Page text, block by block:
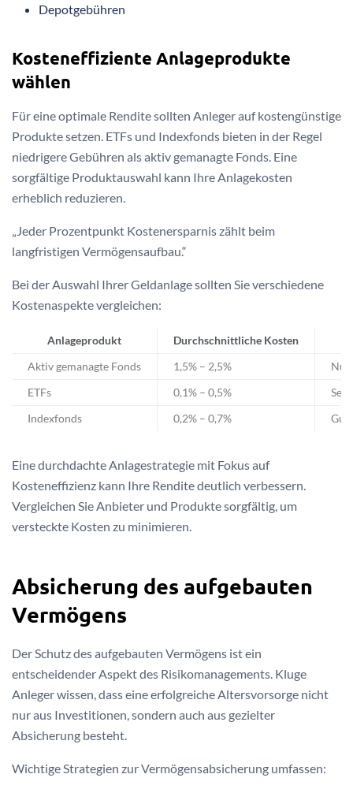
Depotgebühren
Kosteneffiziente Anlageprodukte
wählen
Für eine optimale Rendite sollten Anleger auf kostengünstige
Produkte setzen. ETFs und Indexfonds bieten in der Regel
niedrigere Gebühren als aktiv gemanagte Fonds. Eine
sorgfältige Produktauswahl kann Ihre Anlagekosten
erheblich reduzieren.
„Jeder Prozentpunkt Kostenersparnis zählt beim
langfristigen Vermögensaufbau.“
Bei der Auswahl Ihrer Geldanlage sollten Sie verschiedene
Kostenaspekte vergleichen:
Anlageprodukt Durchschnittliche Kosten
Aktiv gemanagte Fonds 1,5% – 2,5% Nur
ETFs 0,1% – 0,5%
Indexfonds 0,2% – 0,7% Gut
Eine durchdachte Anlagestrategie mit Fokus auf
Kosteneffizienz kann Ihre Rendite deutlich verbessern.
Vergleichen Sie Anbieter und Produkte sorgfältig, um
versteckte Kosten zu minimieren.
Absicherung des aufgebauten
Vermögens
Der Schutz des aufgebauten Vermögens ist ein
entscheidender Aspekt des Risikomanagements. Kluge
Anleger wissen, dass eine erfolgreiche Altersvorsorge nicht
nur aus Investitionen, sondern auch aus gezielter
Absicherung besteht.
Wichtige Strategien zur Vermögensabsicherung umfassen: